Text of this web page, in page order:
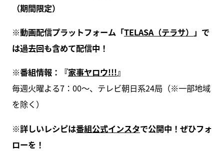
（期間限定）
※動画配信プラットフォーム「TELASA（テラサ） 」で
は過去回も含めて配信中！
※番組情報：『家事ヤロウ!!!』
毎週火曜よる7：00～、テレビ朝日系24局（※一部地域
を除く）
※詳しいレシピは番組公式インスタで公開中！ぜひフォ
ローを！